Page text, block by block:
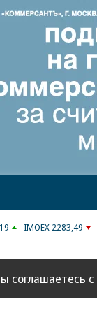
IMOEX 2283,49
соглашаетесь с